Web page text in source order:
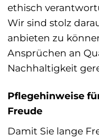
ethisch
Wir sind stolz
anbieten zu
Ansprüchen an
Nachhaltigkeit
Pflegehinweise
Freude
Damit Sie lange